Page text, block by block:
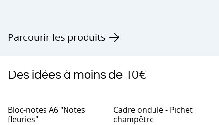
Parcourir les produits
Des idées à moins de 10€
Bloc-notes A6 "Notes
fleuries"
Cadre ondulé - Pichet
champêtre